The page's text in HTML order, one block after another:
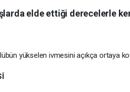
elde ettiği derecelerle
yükselen ivmesini açıkça ortaya